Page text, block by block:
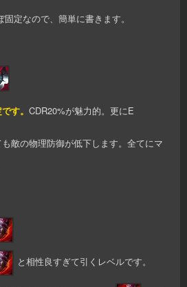
定なので、簡単に書きます。
す。 CDR20%が魅力的。更にE
敵の物理防御が低下します。全てにマ
と相性良すぎて引くレベルです。